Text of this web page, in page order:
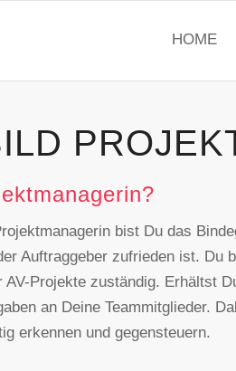
HOME
bist Du das
Auftraggeber zufrieden ist. Du
AV-Projekte zuständig. Erhältst
an Deine Teammitglieder.
erkennen und gegensteuern.